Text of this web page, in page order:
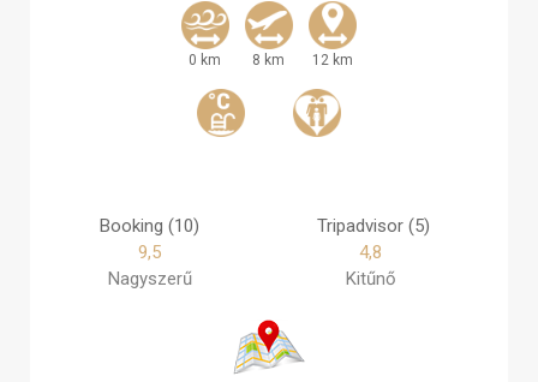
0 km 8 km 12 km
Booking (10)
9,5
Nagyszerű
Tripadvisor (5)
4,8
Kitűnő